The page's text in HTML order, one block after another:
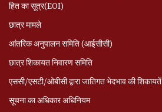
हित का सूत्र(EOI)
छात्र मामले
आंतरिक अनुपालन समिति (आईसीसी)
छात्र शिकायत निवारण समिति
एससी/एसटी/ओबीसी द्वारा जातिगत भेदभाव की शिकायतें
सूचना का अधिकार अधिनियम